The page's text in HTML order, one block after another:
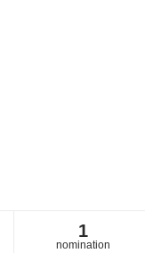
1
nomination